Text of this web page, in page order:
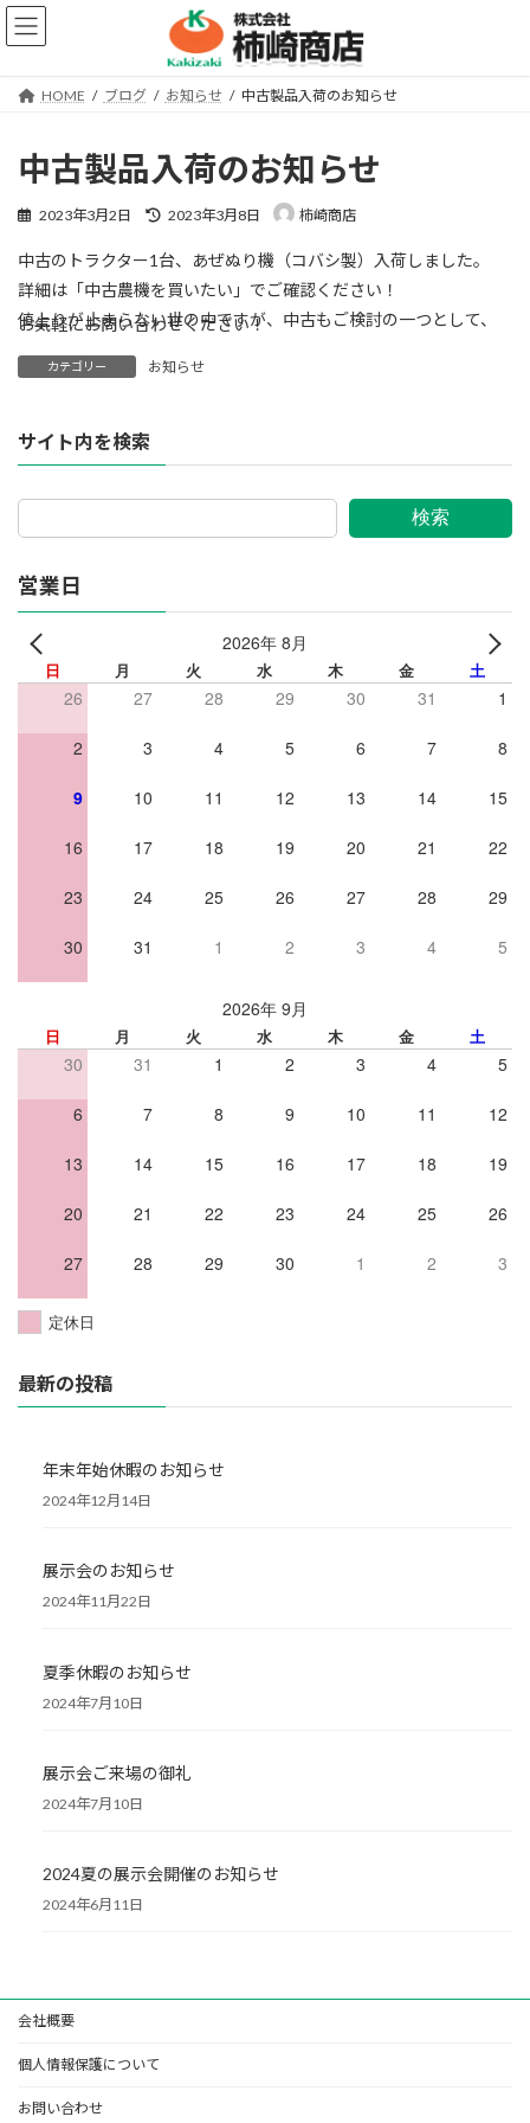
コ
ン
ナ
ビ
HOME ブログ お知らせ 中古製品入荷のお知らせ
中古製品入荷のお知らせ
2023年3月2日
最
更
日
時
2023年3月8日 柿崎商店
中古のトラクター1台、あぜぬり機（コバシ製）入荷しました。
詳細は「中古農機を買いたい」でご確認ください！
値上りが止まらない世の中ですが、中古もご検討の一つとして、
お気軽にお問い合わせください！
カテゴリー お知らせ
サイト内を検索
検索
営業日
2026年 8月
日 月 火 水 木 金 土
26 27 28 29 30 31 1
2 3 4 5 6 7 8
9 10 11 12 13 14 15
16 17 18 19 20 21 22
23 24 25 26 27 28 29
30 31 1 2 3 4 5
2026年 9月
日 月 火 水 木 金 土
30 31 1 2 3 4 5
6 7 8 9 10 11 12
13 14 15 16 17 18 19
20 21 22 23 24 25 26
27 28 29 30 1 2 3
定休日
最新の投稿
年末年始休暇のお知らせ
2024年12月14日
展示会のお知らせ
2024年11月22日
夏季休暇のお知らせ
2024年7月10日
展示会ご来場の御礼
2024年7月10日
2024夏の展示会開催のお知らせ
2024年6月11日
会社概要
個人情報保護について
お問い合わせ